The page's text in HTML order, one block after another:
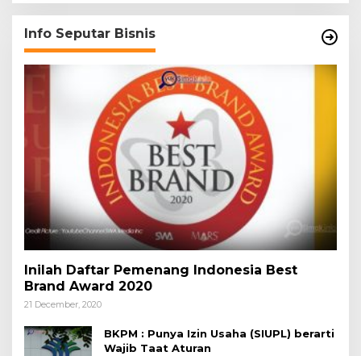
Info Seputar Bisnis
Inilah Daftar Pemenang Indonesia Best
Brand Award 2020
21 December, 2020
BKPM : Punya Izin Usaha (SIUPL) berarti
Wajib Taat Aturan